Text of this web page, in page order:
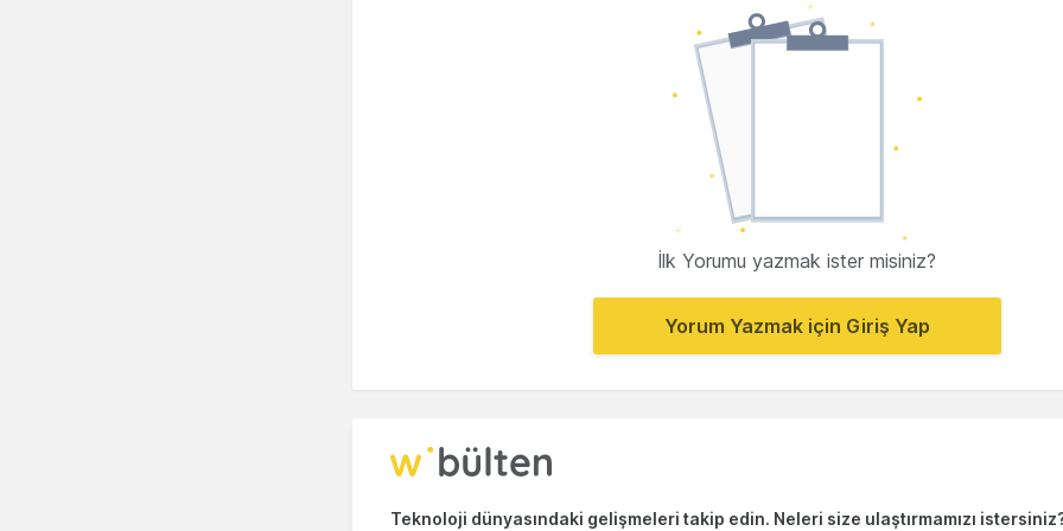
İlk Yorumu yazmak ister misiniz?
Yorum Yazmak için Giriş Yap
Teknoloji dünyasındaki gelişmeleri takip edin. Neleri size ulaştırmamızı